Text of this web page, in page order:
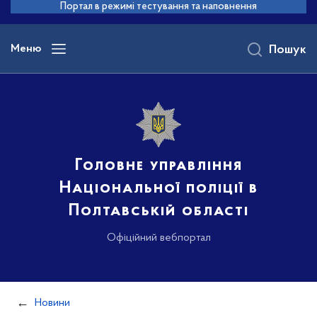
основного
вмісту
Портал в режимі тестування та наповнення
Меню
Головне управління
Національної поліції в
Полтавській області
Офіційний вебпортал
Пошук
Новини